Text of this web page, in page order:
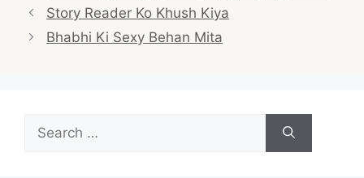
Post
navigation
Story Reader Ko Khush Kiya
Bhabhi Ki Sexy Behan Mita
for: